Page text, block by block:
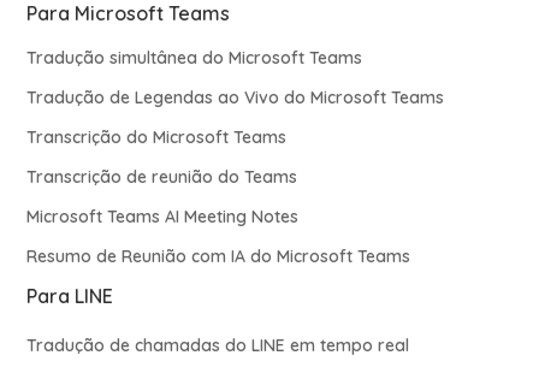
Para Microsoft Teams
Tradução simultânea do Microsoft Teams
Tradução de Legendas ao Vivo do Microsoft Teams
Transcrição do Microsoft Teams
Transcrição de reunião do Teams
Microsoft Teams AI Meeting Notes
Resumo de Reunião com IA do Microsoft Teams
Para LINE
Tradução de chamadas do LINE em tempo real